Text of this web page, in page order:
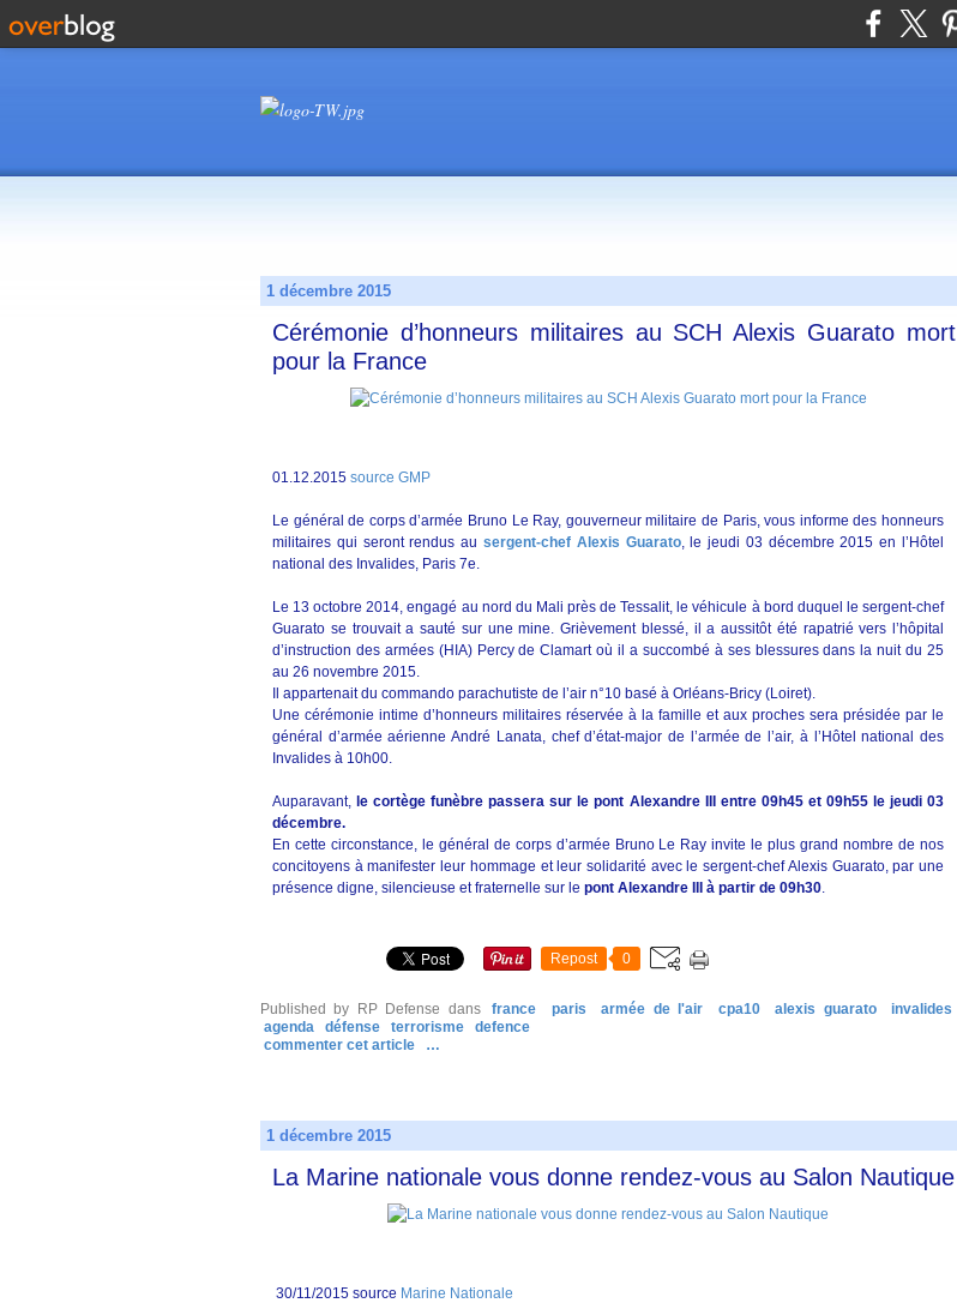
1 décembre 2015
Cérémonie d’honneurs militaires au SCH Alexis Guarato mort
pour la France
01.12.2015 source GMP
Le général de corps d’armée Bruno Le Ray, gouverneur militaire de Paris, vous informe des honneurs
militaires qui seront rendus au sergent-chef Alexis Guarato, le jeudi 03 décembre 2015 en l’Hôtel
national des Invalides, Paris 7e.
Le 13 octobre 2014, engagé au nord du Mali près de Tessalit, le véhicule à bord duquel le sergent-chef
Guarato se trouvait a sauté sur une mine. Grièvement blessé, il a aussitôt été rapatrié vers l’hôpital
d’instruction des armées (HIA) Percy de Clamart où il a succombé à ses blessures dans la nuit du 25
au 26 novembre 2015.
Il appartenait du commando parachutiste de l’air n°10 basé à Orléans-Bricy (Loiret).
Une cérémonie intime d’honneurs militaires réservée à la famille et aux proches sera présidée par le
général d’armée aérienne André Lanata, chef d’état-major de l’armée de l’air, à l’Hôtel national des
Invalides à 10h00.
Auparavant, le cortège funèbre passera sur le pont Alexandre III entre 09h45 et 09h55 le jeudi 03
décembre.
En cette circonstance, le général de corps d’armée Bruno Le Ray invite le plus grand nombre de nos
concitoyens à manifester leur hommage et leur solidarité avec le sergent-chef Alexis Guarato, par une
présence digne, silencieuse et fraternelle sur le pont Alexandre III à partir de 09h30.
Repost 0
Published by RP Defense dans france paris armée de l'air cpa10 alexis guarato
invalides
agenda
défense terrorisme
defence
commenter cet article
…
1 décembre 2015
La Marine nationale vous donne rendez-vous au Salon Nautique
30/11/2015 source Marine Nationale